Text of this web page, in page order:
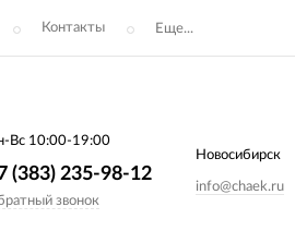
Контакты Еще...
Вс 10:00-19:00
(383) 235-98-12
звонок
Новосибирск
info@chaek.ru